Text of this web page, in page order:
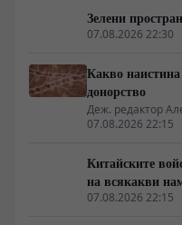
Зелени
07.08.2026 22:30
Какво
донорство
Деж. редактор
07.08.2026 22:15
Китайските
на всякакви
Южнокитайско
07.08.2026 22:15